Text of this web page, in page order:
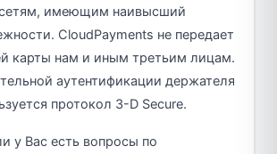
имеющим наивысший
CloudPayments не передает
карты нам и иным третьим лицам.
аутентификации держателя
протокол 3-D Secure.
у Вас есть вопросы по